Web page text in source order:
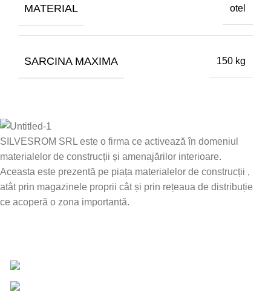
MATERIAL otel
SARCINA MAXIMA 150 kg
SILVESROM SRL este o firma ce activează în domeniul
materialelor de construcții și amenajărilor interioare.
Aceasta este prezentă pe piața materialelor de construcții ,
atât prin magazinele proprii cât și prin rețeaua de distribuție
ce acoperă o zona importantă.